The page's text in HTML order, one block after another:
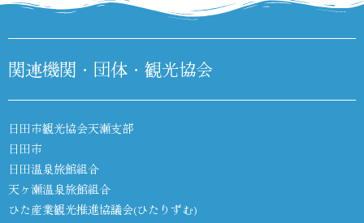
関連機関・団体・観光協会
日田市観光協会天瀬支部
日田市
日田温泉旅館組合
天ヶ瀬温泉旅館組合
ひた産業観光推進協議会(ひたりずむ)